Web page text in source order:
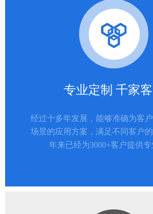
专业定制 千家
经过十多年发展，能够准确为客
场景的应用方案，满足不同客户
年来已经为3000+客户提供专